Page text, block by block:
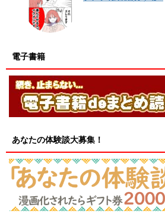
電子書籍
あなたの体験談大募集！